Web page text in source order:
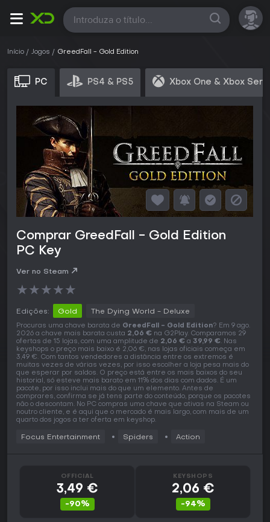
Todas
Início Jogos GreedFall - Gold Edition
PC PS4 & PS5 Xbox One & Xbox
Comprar GreedFall - Gold Edition
PC Key
Ver no Steam
★★★★★
Edições: Gold The Dying World - Deluxe
Procuras uma chave barata de GreedFall - Gold Edition? Em 9 ago.
2026 a chave mais barata custa 2,06 € na G2Play. Comparamos 29
ofertas de 15 lojas, com uma amplitude de 2,06 € a 39,99 €. Nas
keyshops o preço mais baixo é 2,06 €, nas lojas oficiais começa em
3,49 €. Com tantos vendedores a distância entre os extremos é
muitas vezes de várias vezes, por isso escolher a loja pesa mais do
que esperar por saldos. O preço está entre os mais baixos do seu
historial, só esteve mais barato em 11% dos dias com dados. É um
pacote, por isso inclui mais do que um elemento. Antes de
comprares, confirma se já tens parte do conteúdo, porque os pacotes
não o descontam. No PC compras uma chave que ativas na Steam ou
noutro cliente, e é aqui que o mercado é mais largo, com mais de um
quarto dos jogos a ter oferta em keyshop.
Focus Entertainment Spiders Action
OFFICIAL
3,49 €
-90%
KEYSHOPS
2,06 €
-94%